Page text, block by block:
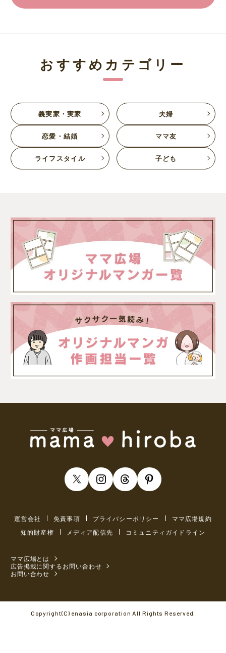
おすすめカテゴリー
義実家・実家 夫婦
恋愛・結婚 ママ友
ライフスタイル 子ども
運営会社 免責事項 プライバシーポリシー
ママ広場規約
知的財産権
メディア配信先 コミュニティガイドライン
ママ広場とは
広告掲載に関するお問い合わせ
お問い合わせ
Copyright(C) enasia corporation All Rights Reserved.